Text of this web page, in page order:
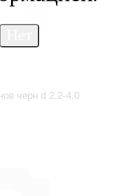
черн d 2,2-4,0